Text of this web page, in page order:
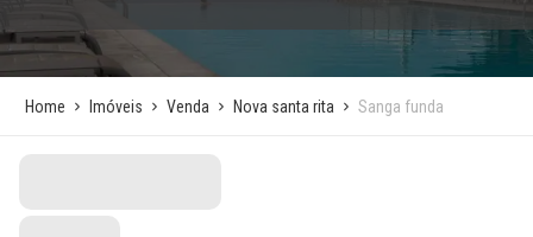
Home Imóveis Venda Nova santa rita Sanga funda